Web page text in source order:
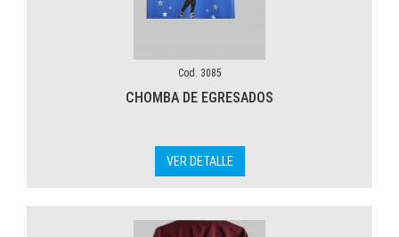
Cod. 3085
CHOMBA DE EGRESADOS
VER DETALLE